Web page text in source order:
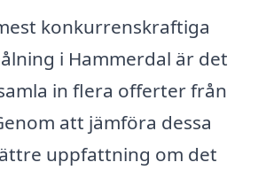
konkurrenskraftiga
i Hammerdal är det
in flera offerter från
att jämföra dessa
uppfattning om det